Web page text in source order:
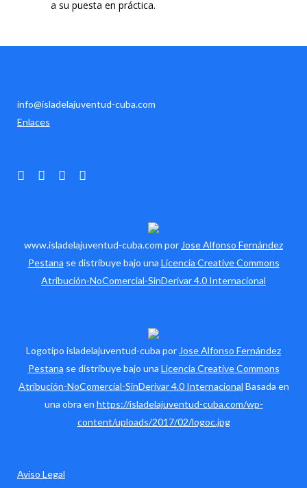
a su puesta en práctica.
info@isladelajuventud-cuba.com
Enlaces
www.isladelajuventud-cuba.com por Jose Alfonso Fernández
Pestana se distribuye bajo una Licencia Creative Commons
Atribución-NoComercial-SinDerivar 4.0 Internacional
Logotipo isladelajuventud-cuba por Jose Alfonso Fernández
Pestana se distribuye bajo una Licencia Creative Commons
Atribución-NoComercial-SinDerivar 4.0 Internacional Basada en
una obra en https://isladelajuventud-cuba.com/wp-
content/uploads/2017/02/logoc.jpg
Aviso Legal